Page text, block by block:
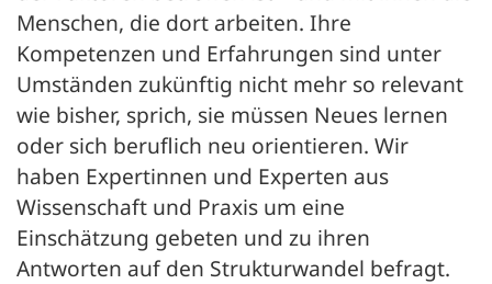
Menschen, die dort arbeiten. Ihre
Kompetenzen und Erfahrungen sind unter
Umständen zukünftig nicht mehr so relevant
wie bisher, sprich, sie müssen Neues lernen
oder sich beruflich neu orientieren. Wir
haben Expertinnen und Experten aus
Wissenschaft und Praxis um eine
Einschätzung gebeten und zu ihren
Antworten auf den Strukturwandel befragt.